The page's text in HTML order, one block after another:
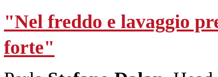
"Nel freddo e lavaggio
forte"